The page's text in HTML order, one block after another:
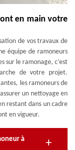
en main votre
de vos travaux de
équipe de ramoneurs
sur le ramonage, c’est
de votre projet.
les ramoneurs de
un nettoyage en
restant dans un cadre
en vigueur.
à